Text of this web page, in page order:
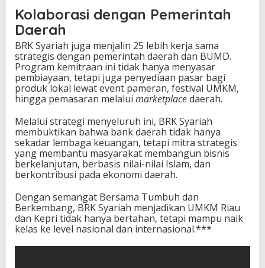
Kolaborasi dengan Pemerintah
Daerah
BRK Syariah juga menjalin 25 lebih kerja sama
strategis dengan pemerintah daerah dan BUMD.
Program kemitraan ini tidak hanya menyasar
pembiayaan, tetapi juga penyediaan pasar bagi
produk lokal lewat event pameran, festival UMKM,
hingga pemasaran melalui marketplacedaerah.
Melalui strategi menyeluruh ini, BRK Syariah
membuktikan bahwa bank daerah tidak hanya
sekadar lembaga keuangan, tetapi mitra strategis
yang membantu masyarakat membangun bisnis
berkelanjutan, berbasis nilai-nilai Islam, dan
berkontribusi pada ekonomi daerah.
Dengan semangat Bersama Tumbuh dan
Berkembang, BRK Syariah menjadikan UMKM Riau
dan Kepri tidak hanya bertahan, tetapi mampu naik
kelas ke level nasional dan internasional.***